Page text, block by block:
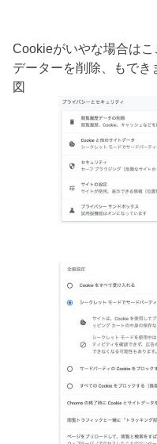
Cookieがいやな場合はこ
データーを削除、もで
図